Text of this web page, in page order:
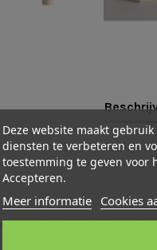
steker voor in de
maarten seizoenstafel.
speelgoed gebruikt worden.
Deze website maakt
diensten te verbeteren en
toestemming te geven voor
Accepteren.
Meer informatie Cookies